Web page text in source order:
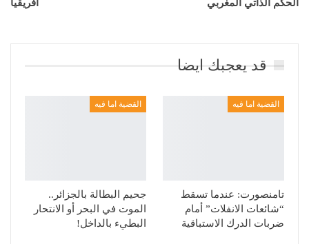
الحكم الذاتي المغربي
أفريقيا
قد يعجبك ايضا
القضية اما فيه
تامنصورت: عندما تسقط
“شائعات الانفلات” أمام
ضربات الدرك الاستباقية
القضية اما فيه
جحيم البطالة بالجزائر..
الموت في البحر أو الانتحار
البطيء بالداخل!